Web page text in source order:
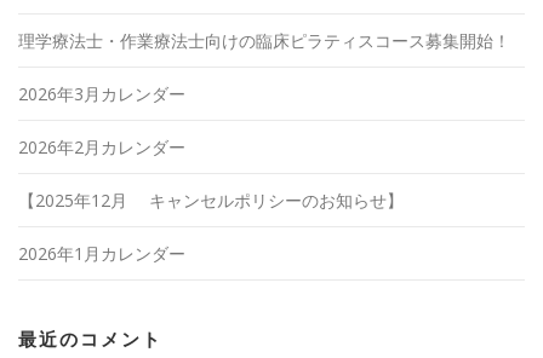
理学療法士・作業療法士向けの臨床ピラティスコース募集開始！
2026年3月カレンダー
2026年2月カレンダー
【2025年12月 キャンセルポリシーのお知らせ】
2026年1月カレンダー
最近のコメント